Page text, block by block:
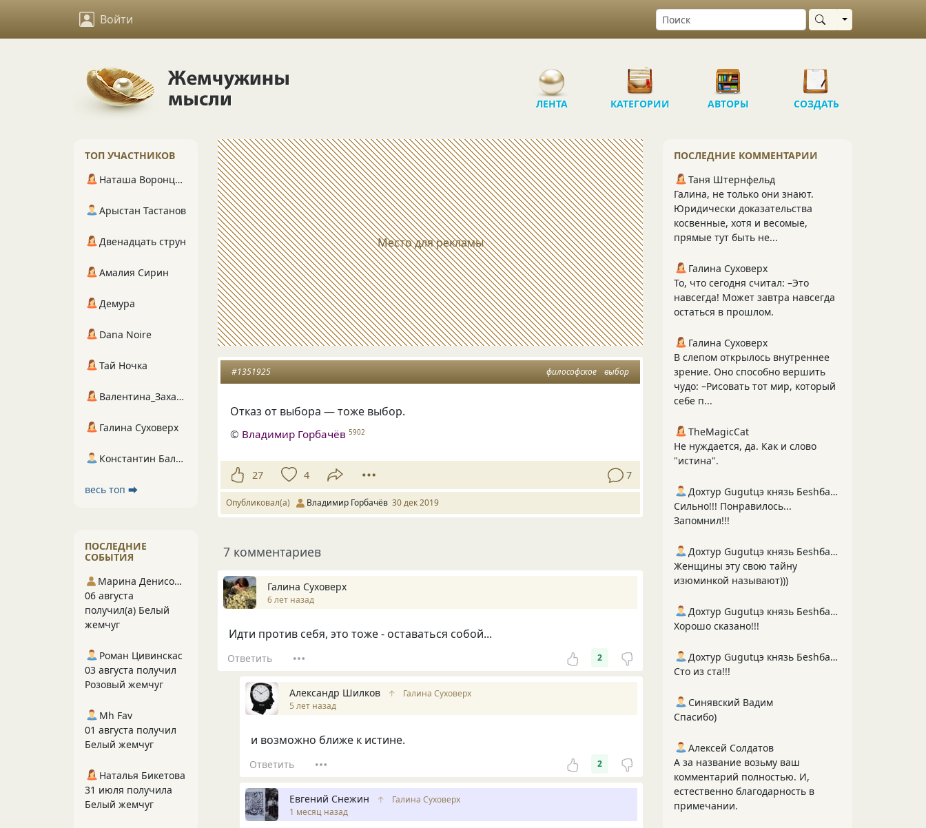
Войти Выбрать область
ЛЕНТА КАТЕГОРИИ АВТОРЫ СОЗДАТЬ
Место для рекламы
философское выбор
#1351925
Отказ от выбора — тоже выбор.
© Владимир Горбачёв 5902
27 4 7
Опубликовал(а) Владимир Горбачёв 30 дек 2019
7 комментариев
Галина Суховерх
6 лет назад
Идти против себя, это тоже - оставаться собой...
Ответить 2
Александр Шилков ↑
Галина Суховерх
5 лет назад
и возможно ближе к истине.
Ответить 2
Евгений Снежин ↑
Галина Суховерх
1 месяц назад
ПОСЛЕДНИЕ КОММЕНТАРИИ
Таня Штернфельд
Галина, не только они знают.
Юридически доказательства
косвенные, хотя и весомые,
прямые тут быть не...
Галина Суховерх
То, что сегодня считал: –Это
навсегда! Может завтра навсегда
остаться в прошлом.
Галина Суховерх
В слепом открылось внутреннее
зрение. Оно способно вершить
чудо: –Рисовать тот мир, который
себе п...
TheMagicCat
Не нуждается, да. Как и слово
"истина".
Дохтур Gugutцэ князь Беshбармакоff
Сильно!!! Понравилось...
Запомнил!!!
Дохтур Gugutцэ князь Беshбармакоff
Женщины эту свою тайну
изюминкой называют)))
Дохтур Gugutцэ князь Беshбармакоff
Хорошо сказано!!!
Дохтур Gugutцэ князь Беshбармакоff
Сто из ста!!!
Синявский Вадим
Спасибо)
Алексей Солдатов
А за название возьму ваш
комментарий полностью. И,
естественно благодарность в
примечании.
ТОП УЧАСТНИКОВ
Наташа Воронцова
Арыстан Тастанов
Двенадцать струн
Амалия Сирин
Демура
Dana Noire
Тай Ночка
Валентина_Захарова
Галина Суховерх
Константин Балухта
весь топ ⮕
ПОСЛЕДНИЕ
СОБЫТИЯ
Марина Денисова 5
06 августа
получил(а) Белый
жемчуг
Роман Цивинскас
03 августа получил
Розовый жемчуг
Mh Fav
01 августа получил
Белый жемчуг
Наталья Бикетова
31 июля получила
Белый жемчуг